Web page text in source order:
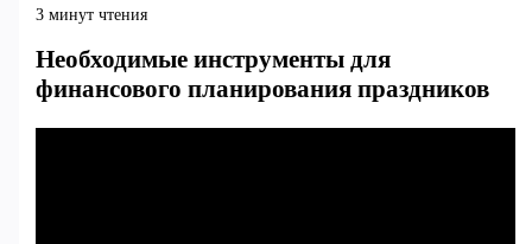
3 минут чтения
Необходимые инструменты для
финансового планирования праздников